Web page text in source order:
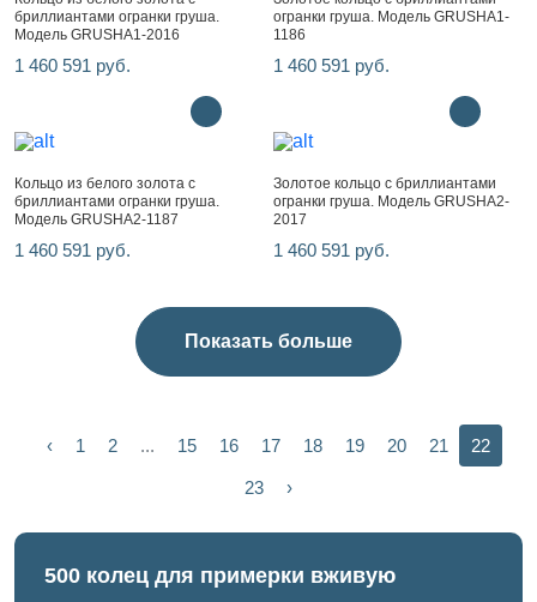
бриллиантами огранки груша.
Модель GRUSHA1-2016
1 460 591 руб.
огранки груша. Модель GRUSHA1-
1186
1 460 591 руб.
Кольцо из белого золота с
бриллиантами огранки груша.
Модель GRUSHA2-1187
1 460 591 руб.
Золотое кольцо с бриллиантами
огранки груша. Модель GRUSHA2-
2017
1 460 591 руб.
Показать больше
‹ 1 2 ... 15 16 17 18 19 20 21 22
23 ›
500 колец для примерки вживую